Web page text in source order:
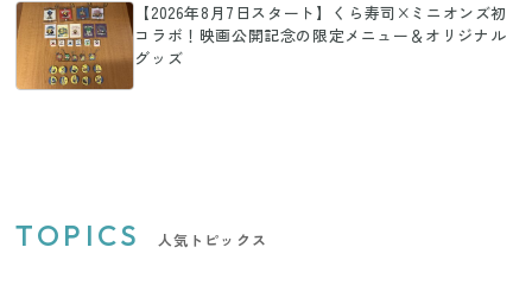
【2026年8月7日スタート】くら寿司×ミニオンズ初
コラボ！映画公開記念の限定メニュー＆オリジナル
グッズ
TOPICS 人気トピックス